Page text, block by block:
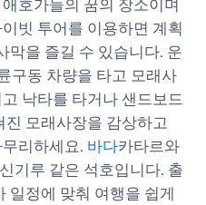
호가들의 꿈의 장소이며
빗 투어를 이용하면 계획
막을 즐길 수 있습니다. 운
구동 차량을 타고 모래사
낙타를 타거나 샌드보드
모래사장을 감상하고
리하세요. 바다카타르와
기루 같은 석호입니다. 출
일정에 맞춰 여행을 쉽게